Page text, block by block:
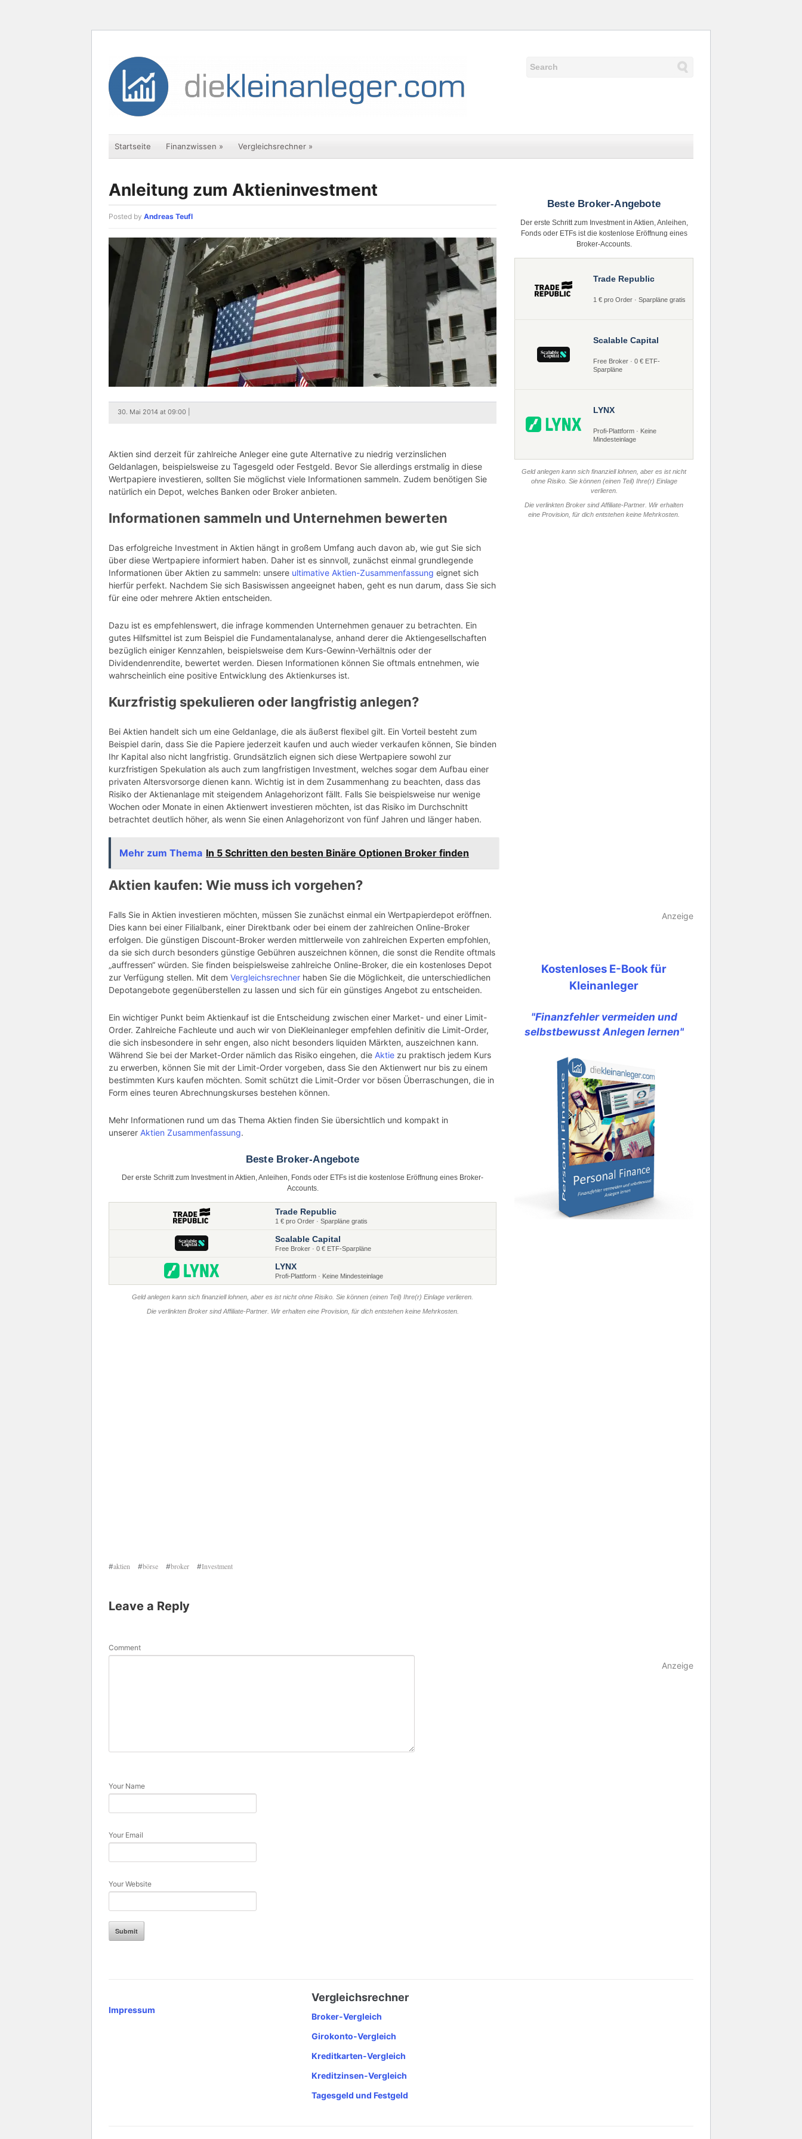
Startseite Finanzwissen » Vergleichsrechner »
Anleitung zum Aktieninvestment
Posted by Andreas Teufl
30. Mai 2014 at 09:00 |
Aktien sind derzeit für zahlreiche Anleger eine gute Alternative zu niedrig verzinslichen
Geldanlagen, beispielsweise zu Tagesgeld oder Festgeld. Bevor Sie allerdings erstmalig in diese
Wertpapiere investieren, sollten Sie möglichst viele Informationen sammeln. Zudem benötigen Sie
natürlich ein Depot, welches Banken oder Broker anbieten.
Informationen sammeln und Unternehmen bewerten
Das erfolgreiche Investment in Aktien hängt in großem Umfang auch davon ab, wie gut Sie sich
über diese Wertpapiere informiert haben. Daher ist es sinnvoll, zunächst einmal grundlegende
Informationen über Aktien zu sammeln: unsere ultimative Aktien-Zusammenfassung eignet sich
hierfür perfekt. Nachdem Sie sich Basiswissen angeeignet haben, geht es nun darum, dass Sie sich
für eine oder mehrere Aktien entscheiden.
Dazu ist es empfehlenswert, die infrage kommenden Unternehmen genauer zu betrachten. Ein
gutes Hilfsmittel ist zum Beispiel die Fundamentalanalyse, anhand derer die Aktiengesellschaften
bezüglich einiger Kennzahlen, beispielsweise dem Kurs-Gewinn-Verhältnis oder der
Dividendenrendite, bewertet werden. Diesen Informationen können Sie oftmals entnehmen, wie
wahrscheinlich eine positive Entwicklung des Aktienkurses ist.
Kurzfristig spekulieren oder langfristig anlegen?
Bei Aktien handelt sich um eine Geldanlage, die als äußerst flexibel gilt. Ein Vorteil besteht zum
Beispiel darin, dass Sie die Papiere jederzeit kaufen und auch wieder verkaufen können, Sie binden
Ihr Kapital also nicht langfristig. Grundsätzlich eignen sich diese Wertpapiere sowohl zur
kurzfristigen Spekulation als auch zum langfristigen Investment, welches sogar dem Aufbau einer
privaten Altersvorsorge dienen kann. Wichtig ist in dem Zusammenhang zu beachten, dass das
Risiko der Aktienanlage mit steigendem Anlagehorizont fällt. Falls Sie beispielsweise nur wenige
Wochen oder Monate in einen Aktienwert investieren möchten, ist das Risiko im Durchschnitt
betrachtet deutlich höher, als wenn Sie einen Anlagehorizont von fünf Jahren und länger haben.
Mehr zum Thema In 5 Schritten den besten Binäre Optionen Broker finden
Aktien kaufen: Wie muss ich vorgehen?
Falls Sie in Aktien investieren möchten, müssen Sie zunächst einmal ein Wertpapierdepot eröffnen.
Dies kann bei einer Filialbank, einer Direktbank oder bei einem der zahlreichen Online-Broker
erfolgen. Die günstigen Discount-Broker werden mittlerweile von zahlreichen Experten empfohlen,
da sie sich durch besonders günstige Gebühren auszeichnen können, die sonst die Rendite oftmals
„auffressen“ würden. Sie finden beispielsweise zahlreiche Online-Broker, die ein kostenloses Depot
zur Verfügung stellen. Mit dem Vergleichsrechner haben Sie die Möglichkeit, die unterschiedlichen
Depotangebote gegenüberstellen zu lassen und sich für ein günstiges Angebot zu entscheiden.
Ein wichtiger Punkt beim Aktienkauf ist die Entscheidung zwischen einer Market- und einer Limit-
Order. Zahlreiche Fachleute und auch wir von DieKleinanleger empfehlen definitiv die Limit-Order,
die sich insbesondere in sehr engen, also nicht besonders liquiden Märkten, auszeichnen kann.
Während Sie bei der Market-Order nämlich das Risiko eingehen, die Aktie zu praktisch jedem Kurs
zu erwerben, können Sie mit der Limit-Order vorgeben, dass Sie den Aktienwert nur bis zu einem
bestimmten Kurs kaufen möchten. Somit schützt die Limit-Order vor bösen Überraschungen, die in
Form eines teuren Abrechnungskurses bestehen können.
Mehr Informationen rund um das Thema Aktien finden Sie übersichtlich und kompakt in
unserer Aktien Zusammenfassung.
Beste Broker-Angebote
Der erste Schritt zum Investment in Aktien, Anleihen, Fonds oder ETFs ist die kostenlose Eröffnung eines Broker-
Accounts.
Trade Republic
1 € pro Order · Sparpläne gratis
Scalable Capital
Free Broker · 0 € ETF-Sparpläne
LYNX
Profi-Plattform · Keine Mindesteinlage
Geld anlegen kann sich finanziell lohnen, aber es ist nicht ohne Risiko. Sie können (einen Teil) Ihre(r) Einlage verlieren.
Die verlinkten Broker sind Affiliate-Partner. Wir erhalten eine Provision, für dich entstehen keine Mehrkosten.
#aktien #börse #broker #Investment
Leave a Reply
Comment
Your Name
Your Email
Your Website
Beste Broker-Angebote
Der erste Schritt zum Investment in Aktien, Anleihen,
Fonds oder ETFs ist die kostenlose Eröffnung eines
Broker-Accounts.
Trade Republic
1 € pro Order · Sparpläne gratis
Scalable Capital
Free Broker · 0 € ETF-
Sparpläne
LYNX
Profi-Plattform · Keine
Mindesteinlage
Geld anlegen kann sich finanziell lohnen, aber es ist nicht
ohne Risiko. Sie können (einen Teil) Ihre(r) Einlage
verlieren.
Die verlinkten Broker sind Affiliate-Partner. Wir erhalten
eine Provision, für dich entstehen keine Mehrkosten.
Anzeige
Kostenloses E-Book für
Kleinanleger
"Finanzfehler vermeiden und
selbstbewusst Anlegen lernen"
Anzeige
Impressum
Vergleichsrechner
Broker-Vergleich
Girokonto-Vergleich
Kreditkarten-Vergleich
Kreditzinsen-Vergleich
Tagesgeld und Festgeld